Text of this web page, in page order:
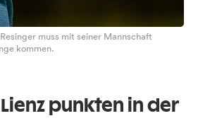
muss mit seiner Mannschaft
kommen.
punkten in der